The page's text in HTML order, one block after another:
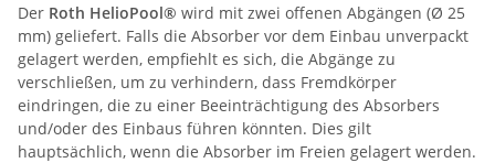
Der Roth HelioPool® wird mit zwei offenen Abgängen (Ø 25
mm) geliefert. Falls die Absorber vor dem Einbau unverpackt
gelagert werden, empfiehlt es sich, die Abgänge zu
verschließen, um zu verhindern, dass Fremdkörper
eindringen, die zu einer Beeinträchtigung des Absorbers
und/oder des Einbaus führen könnten. Dies gilt
hauptsächlich, wenn die Absorber im Freien gelagert werden.